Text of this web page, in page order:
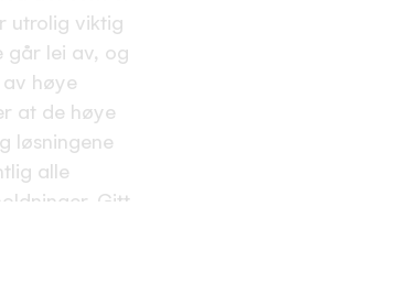
utrolig viktig
går lei av, og
høye
at de høye
løsningene
alle
Gitt
overfor - nå